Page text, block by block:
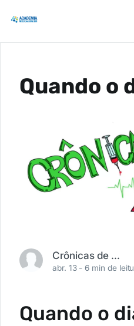
Quando o
Crônicas de Anestesia
abr. 13 -6 min de
Quando o